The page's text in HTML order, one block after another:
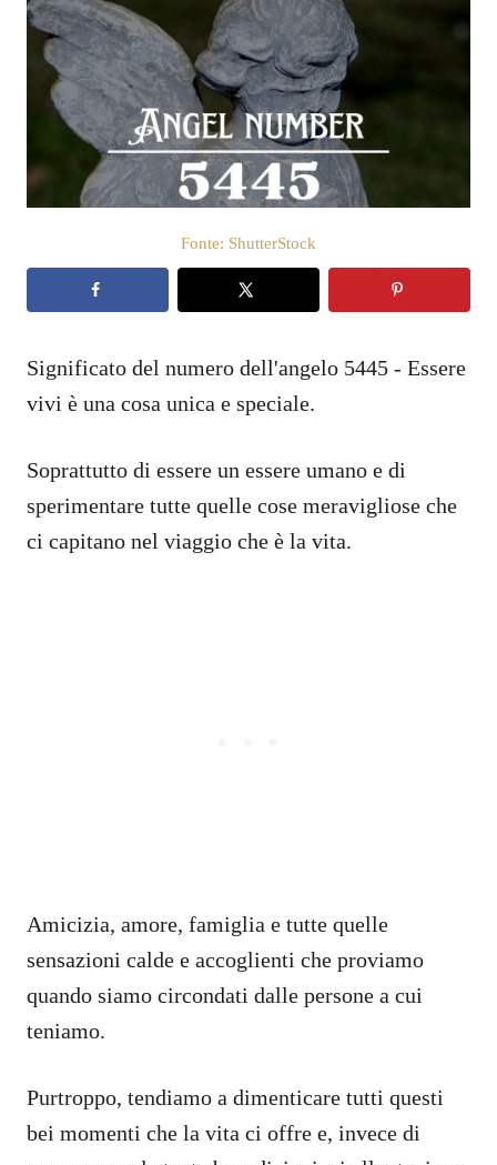
l
s
u
Fonte: ShutterStock
Significato del numero dell'angelo 5445 - Essere
vivi è una cosa unica e speciale.
Soprattutto di essere un essere umano e di
sperimentare tutte quelle cose meravigliose che
ci capitano nel viaggio che è la vita.
Amicizia, amore, famiglia e tutte quelle
sensazioni calde e accoglienti che proviamo
quando siamo circondati dalle persone a cui
teniamo.
Purtroppo, tendiamo a dimenticare tutti questi
bei momenti che la vita ci offre e, invece di